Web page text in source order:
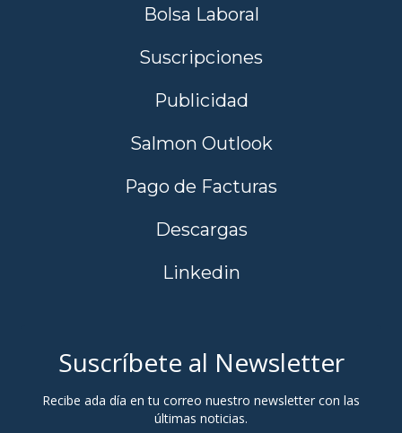
Bolsa Laboral
Suscripciones
Publicidad
Salmon Outlook
Pago de Facturas
Descargas
Linkedin
Suscríbete al Newsletter
Recibe ada día en tu correo nuestro newsletter con las
últimas noticias.